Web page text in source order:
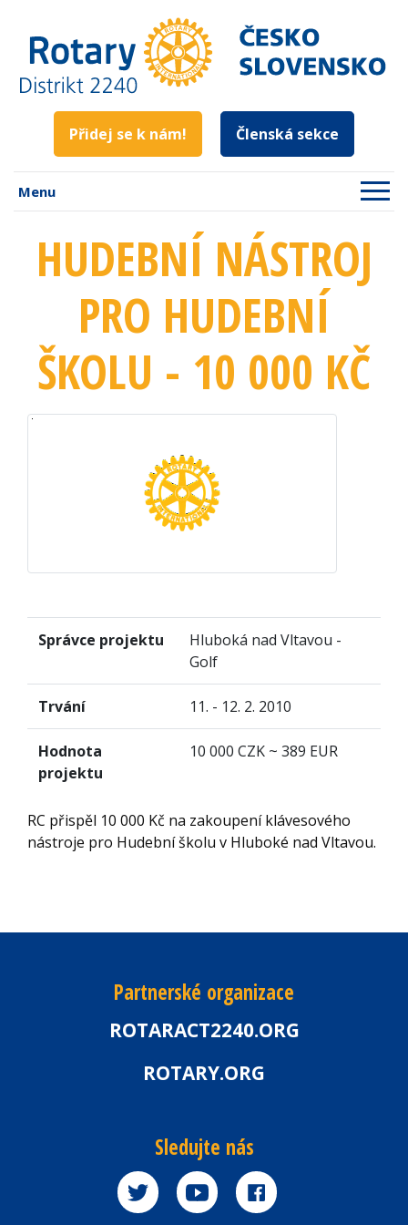
Přidej se k nám! Členská sekce
Menu
HUDEBNÍ NÁSTROJ
PRO HUDEBNÍ
ŠKOLU - 10 000 KČ
Správce projektu
Hluboká nad Vltavou -
Golf
Trvání 11. - 12. 2. 2010
Hodnota
projektu
10 000 CZK ~ 389 EUR
RC přispěl 10 000 Kč na zakoupení klávesového
nástroje pro Hudební školu v Hluboké nad Vltavou.
Partnerské organizace
ROTARACT2240.ORG
ROTARY.ORG
Sledujte nás